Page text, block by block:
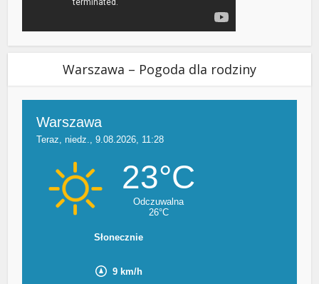
Warszawa – Pogoda dla rodziny